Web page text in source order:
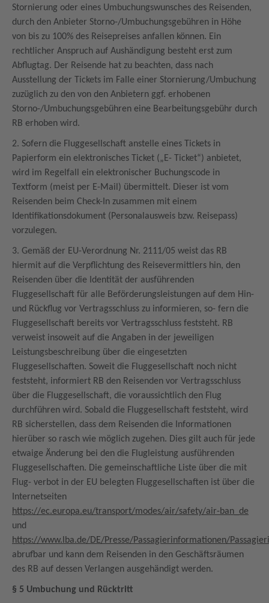
Stornierung oder eines Umbuchungswunsches des Reisenden,
durch den Anbieter Storno-/Umbuchungsgebühren in Höhe
von bis zu 100% des Reisepreises anfallen können. Ein
rechtlicher Anspruch auf Aushändigung besteht erst zum
Abflugtag. Der Reisende hat zu beachten, dass nach
Ausstellung der Tickets im Falle einer Stornierung/Umbuchung
zuzüglich zu den von den Anbietern ggf. erhobenen
Storno-/Umbuchungsgebühren eine Bearbeitungsgebühr durch
RB erhoben wird.
2. Sofern die Fluggesellschaft anstelle eines Tickets in
Papierform ein elektronisches Ticket („E- Ticket“) anbietet,
wird im Regelfall ein elektronischer Buchungscode in
Textform (meist per E-Mail) übermittelt. Dieser ist vom
Reisenden beim Check-In zusammen mit einem
Identifikationsdokument (Personalausweis bzw. Reisepass)
vorzulegen.
3. Gemäß der EU-Verordnung Nr. 2111/05 weist das RB
hiermit auf die Verpflichtung des Reisevermittlers hin, den
Reisenden über die Identität der ausführenden
Fluggesellschaft für alle Beförderungsleistungen auf dem Hin-
und Rückflug vor Vertragsschluss zu informieren, so- fern die
Fluggesellschaft bereits vor Vertragsschluss feststeht. RB
verweist insoweit auf die Angaben in der jeweiligen
Leistungsbeschreibung über die eingesetzten
Fluggesellschaften. Soweit die Fluggesellschaft noch nicht
feststeht, informiert RB den Reisenden vor Vertragsschluss
über die Fluggesellschaft, die voraussichtlich den Flug
durchführen wird. Sobald die Fluggesellschaft feststeht, wird
RB sicherstellen, dass dem Reisenden die Informationen
hierüber so rasch wie möglich zugehen. Dies gilt auch für jede
etwaige Änderung bei den die Flugleistung ausführenden
Fluggesellschaften. Die gemeinschaftliche Liste über die mit
Flug- verbot in der EU belegten Fluggesellschaften ist über die
Internetseiten
https://ec.europa.eu/transport/modes/air/safety/air-ban_de
und
https://www.lba.de/DE/Presse/Passagierinformationen/
abrufbar und kann dem Reisenden in den Geschäftsräumen
des RB auf dessen Verlangen ausgehändigt werden.
§ 5 Umbuchung und Rücktritt